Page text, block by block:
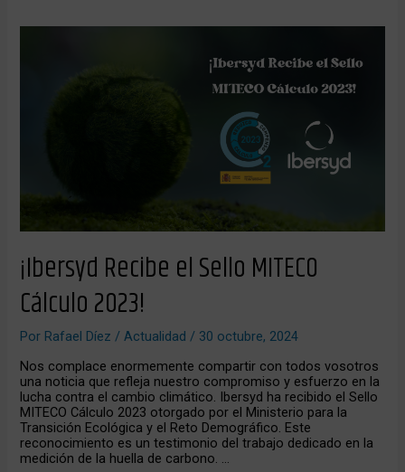
¡Ibersyd Recibe el Sello MITECO
Cálculo 2023!
Por Rafael Díez/Actualidad / 30 octubre, 2024
Nos complace enormemente compartir con todos vosotros
una noticia que refleja nuestro compromiso y esfuerzo en la
lucha contra el cambio climático. Ibersyd ha recibido el Sello
MITECO Cálculo 2023 otorgado por el Ministerio para la
Transición Ecológica y el Reto Demográfico. Este
reconocimiento es un testimonio del trabajo dedicado en la
medición de la huella de carbono. …